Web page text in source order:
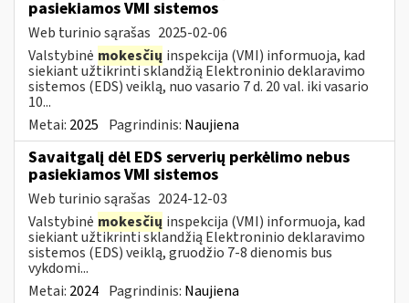
pasiekiamos VMI sistemos
Web turinio sąrašas 2025-02-06
Valstybinė mokesčių inspekcija (VMI) informuoja, kad
siekiant užtikrinti sklandžią Elektroninio deklaravimo
sistemos (EDS) veiklą, nuo vasario 7 d. 20 val. iki vasario
10...
Metai: 2025 Pagrindinis: Naujiena
Savaitgalį dėl EDS serverių perkėlimo nebus
pasiekiamos VMI sistemos
Web turinio sąrašas 2024-12-03
Valstybinė mokesčių inspekcija (VMI) informuoja, kad
siekiant užtikrinti sklandžią Elektroninio deklaravimo
sistemos (EDS) veiklą, gruodžio 7-8 dienomis bus
vykdomi...
Metai: 2024 Pagrindinis: Naujiena